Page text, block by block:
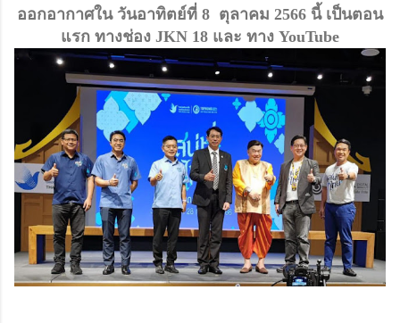
ออกอากาศ​ใน วันอาทิตย์ที่ 8 ตุลาคม 2566 นี้ เป็นตอน
แรก​ ทางช่อง JKN 18 และ ทาง​ YouTube